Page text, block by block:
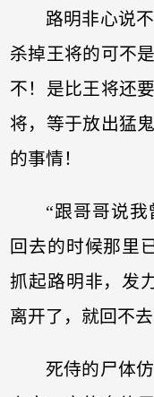
路明非心说
杀掉王将的可不
不！是比王将还
将，等于放出猛
的事情！
“跟哥哥说
回去的时候那里
抓起路明非，发
离开了，就回不
死侍的尸体